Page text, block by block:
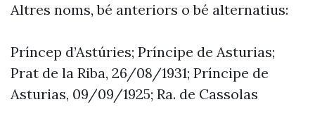
Altres noms, bé anteriors o bé alternatius:
Príncep d’Astúries; Príncipe de Asturias;
Prat de la Riba, 26/08/1931; Príncipe de
Asturias, 09/09/1925; Ra. de Cassolas